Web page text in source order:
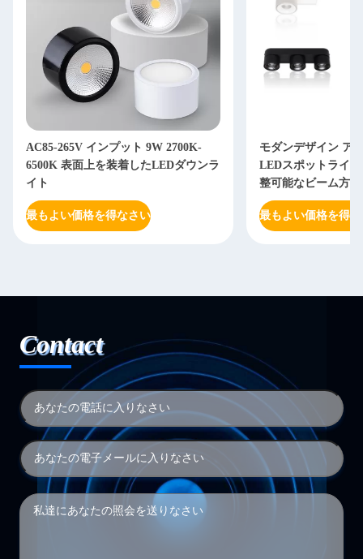
AC85-265V インプット 9W 2700K-
6500K 表面上を装着したLEDダウンラ
イト
最もよい価格を得なさい
モダンデザイン ア
LEDスポットライ
整可能なビーム方向
最もよい価格を得
Contact